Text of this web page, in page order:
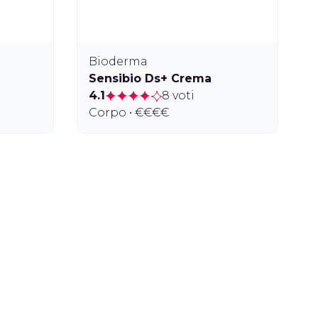
Bioderma
Sensibio Ds+ Crema
4.1
8 voti
Corpo • €€€€